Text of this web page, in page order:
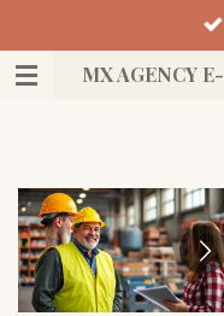
au
contenuMX AGENCY E-